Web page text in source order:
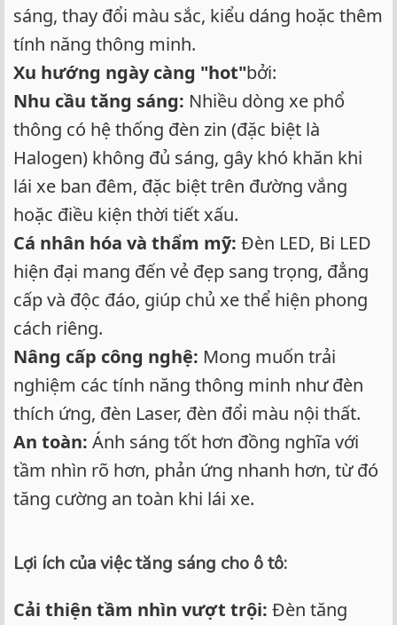
sáng, thay đổi màu sắc, kiểu dáng hoặc thêm
tính năng thông minh.
Xu hướng ngày càng "hot"bởi:
Nhu cầu tăng sáng: Nhiều dòng xe phổ
thông có hệ thống đèn zin (đặc biệt là
Halogen) không đủ sáng, gây khó khăn khi
lái xe ban đêm, đặc biệt trên đường vắng
hoặc điều kiện thời tiết xấu.
Cá nhân hóa và thẩm mỹ: Đèn LED, Bi LED
hiện đại mang đến vẻ đẹp sang trọng, đẳng
cấp và độc đáo, giúp chủ xe thể hiện phong
cách riêng.
Nâng cấp công nghệ: Mong muốn trải
nghiệm các tính năng thông minh như đèn
thích ứng, đèn Laser, đèn đổi màu nội thất.
An toàn: Ánh sáng tốt hơn đồng nghĩa với
tầm nhìn rõ hơn, phản ứng nhanh hơn, từ đó
tăng cường an toàn khi lái xe.
Lợi ích của việc tăng sáng cho ô tô:
Cải thiện tầm nhìn vượt trội: Đèn tăng